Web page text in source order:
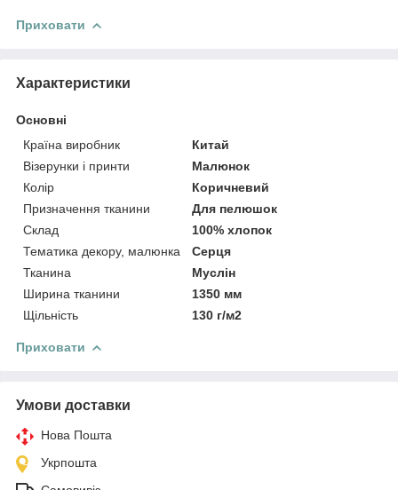
Приховати
Характеристики
Основні
Країна виробник
Китай
Візерунки і принти
Малюнок
Колір
Коричневий
Призначення тканини
Для пелюшок
Склад
100% хлопок
Тематика декору, малюнка
Серця
Тканина
Муслін
Ширина тканини
1350 мм
Щільність
130 г/м2
Приховати
Умови доставки
Нова Пошта
Укрпошта